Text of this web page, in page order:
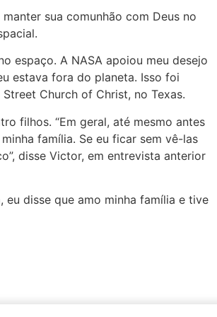
sua comunhão com Deus no
espaço. A NASA apoiou meu desejo
estava fora do planeta. Isso foi
Church of Christ, no Texas.
filhos. “Em geral, até mesmo antes
família. Se eu ficar sem vê-las
disse Victor, em entrevista anterior
disse que amo minha família e tive